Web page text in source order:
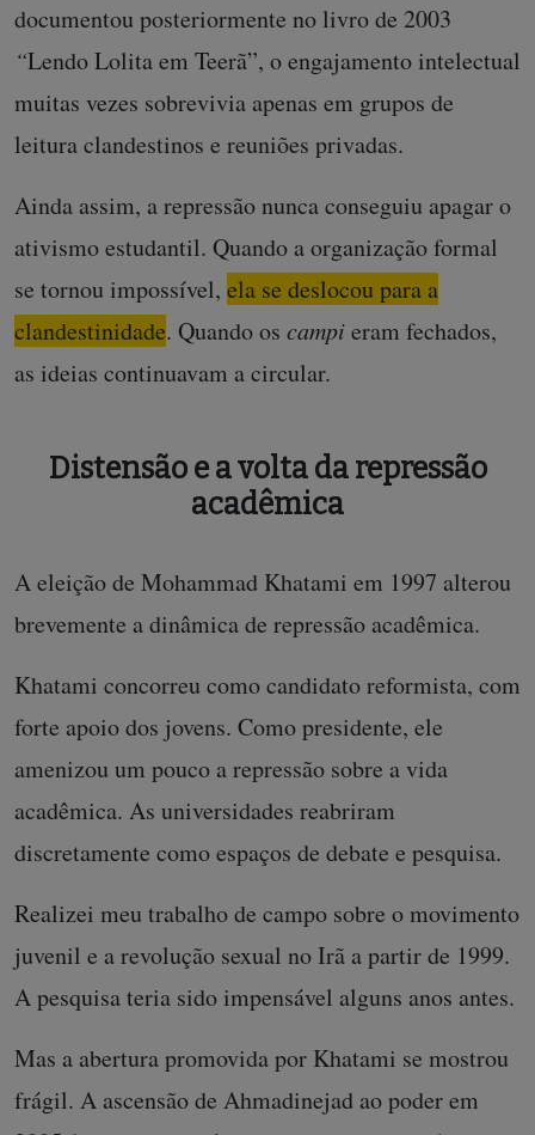
documentou posteriormente no livro de 2003
“Lendo Lolita em Teerã”, o engajamento intelectual
muitas vezes sobrevivia apenas em grupos de
leitura clandestinos e reuniões privadas.
Ainda assim, a repressão nunca conseguiu apagar o
ativismo estudantil. Quando a organização formal
se tornou impossível, ela se deslocou para a
clandestinidade. Quando os campieram fechados,
as ideias continuavam a circular.
Distensão e a volta da repressão
acadêmica
A eleição de Mohammad Khatami em 1997 alterou
brevemente a dinâmica de repressão acadêmica.
Khatami concorreu como candidato reformista, com
forte apoio dos jovens. Como presidente, ele
amenizou um pouco a repressão sobre a vida
acadêmica. As universidades reabriram
discretamente como espaços de debate e pesquisa.
Realizei meu trabalho de campo sobre o movimento
juvenil e a revolução sexual no Irã a partir de 1999.
A pesquisa teria sido impensável alguns anos antes.
Mas a abertura promovida por Khatami se mostrou
frágil. A ascensão de Ahmadinejad ao poder em